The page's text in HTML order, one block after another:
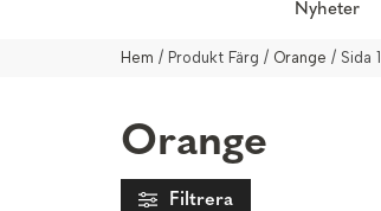
Nyheter
Hem / Produkt Färg / Orange / Sida 1
Orange
Filtrera